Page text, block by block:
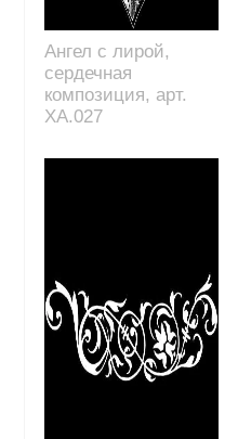
Ангел с лирой,
сердечная
композиция, арт.
XA.027